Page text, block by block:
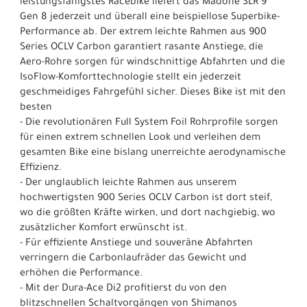
leistungsfähigstes Racebike liefert das Madone SLR 9
Gen 8 jederzeit und überall eine beispiellose Superbike-
Performance ab. Der extrem leichte Rahmen aus 900
Series OCLV Carbon garantiert rasante Anstiege, die
Aero-Rohre sorgen für windschnittige Abfahrten und die
IsoFlow-Komforttechnologie stellt ein jederzeit
geschmeidiges Fahrgefühl sicher. Dieses Bike ist mit den
besten
- Die revolutionären Full System Foil Rohrprofile sorgen
für einen extrem schnellen Look und verleihen dem
gesamten Bike eine bislang unerreichte aerodynamische
Effizienz.
- Der unglaublich leichte Rahmen aus unserem
hochwertigsten 900 Series OCLV Carbon ist dort steif,
wo die größten Kräfte wirken, und dort nachgiebig, wo
zusätzlicher Komfort erwünscht ist.
- Für effiziente Anstiege und souveräne Abfahrten
verringern die Carbonlaufräder das Gewicht und
erhöhen die Performance.
- Mit der Dura-Ace Di2 profitierst du von den
blitzschnellen Schaltvorgängen von Shimanos